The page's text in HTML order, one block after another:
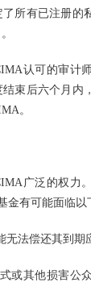
了所有已注册的
认可的审计
束后六个月内
。
广泛的权力
金有可能面临以
无法偿还其到期
或其他损害公